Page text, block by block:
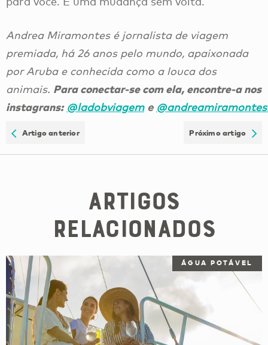
Andrea Miramontes é jornalista de viagem
premiada, há 26 anos pelo mundo, apaixonada
por Aruba e conhecida como a louca dos
animais. Para conectar-se com ela, encontre-a nos
instagrans: @ladobviageme
Artigo anterior Próximo artigo
Artigos
Relacionados
ÁGUA POTÁVEL